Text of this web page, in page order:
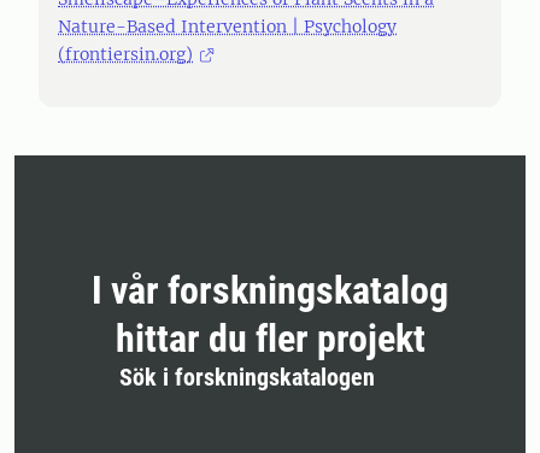
Nature-Based Intervention | Psychology
(frontiersin.org)
I vår forskningskatalog
hittar du fler projekt
Sök i forskningskatalogen